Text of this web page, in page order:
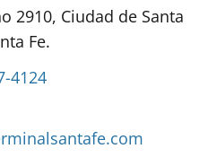
2910, Ciudad de Santa
Fe.
4124